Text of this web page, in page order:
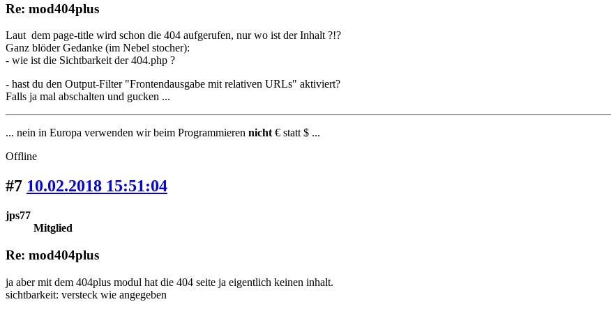
Re: mod404plus
Laut dem page-title wird schon die 404 aufgerufen, nur wo ist der Inhalt ?!?
Ganz blöder Gedanke (im Nebel stocher):
- wie ist die Sichtbarkeit der 404.php ?
- hast du den Output-Filter "Frontendausgabe mit relativen URLs" aktiviert?
Falls ja mal abschalten und gucken ...
... nein in Europa verwenden wir beim Programmieren nicht € statt $ ...
Offline
#7 10.02.2018 15:51:04
jps77
Mitglied
Re: mod404plus
ja aber mit dem 404plus modul hat die 404 seite ja eigentlich keinen inhalt.
sichtbarkeit: versteck wie angegeben